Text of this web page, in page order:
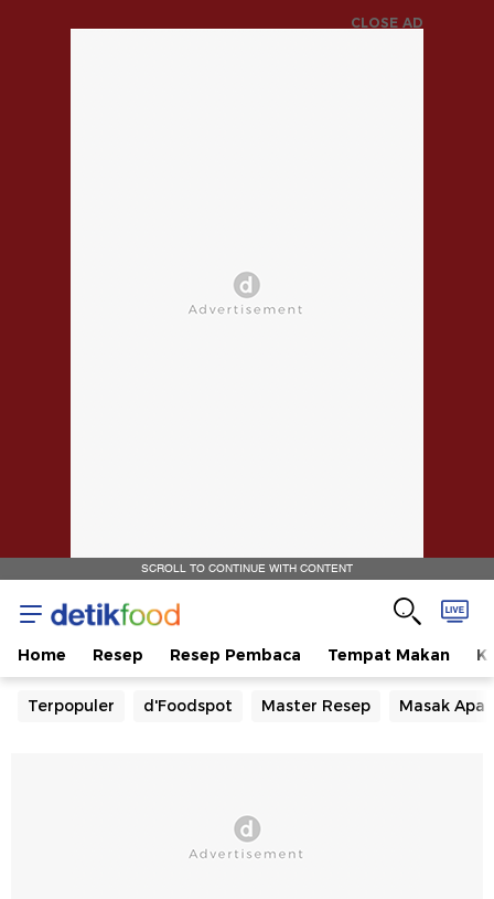
CLOSE AD
SCROLL TO CONTINUE WITH CONTENT
Home Resep Resep Pembaca Tempat Makan
Terpopuler d'Foodspot Master Resep Masak Apa